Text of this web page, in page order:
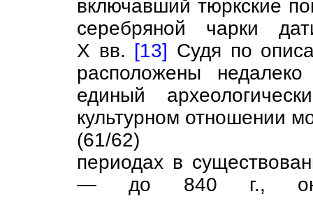
включавший тюркские
серебряной чарки
X вв. [13] Судя по
расположены
единый
культурном отношении
(61/62)
периодах в
— до 840 г., он